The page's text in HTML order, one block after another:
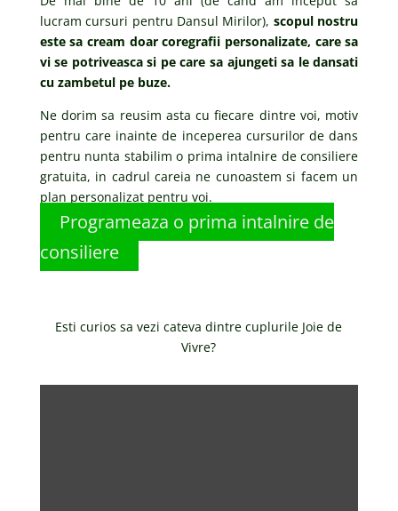
lucram cursuri pentru Dansul Mirilor), scopul nostru
este sa cream doar coregrafii personalizate, care sa
vi se potriveasca si pe care sa ajungeti sa le dansati
cu zambetul pe buze.
Ne dorim sa reusim asta cu fiecare dintre voi, motiv
pentru care inainte de inceperea cursurilor de dans
pentru nunta stabilim o prima intalnire de consiliere
gratuita, in cadrul careia ne cunoastem si facem un
plan personalizat pentru voi.
Programeaza o prima intalnire de
consiliere
Esti curios sa vezi cateva dintre cuplurile Joie de
Vivre?